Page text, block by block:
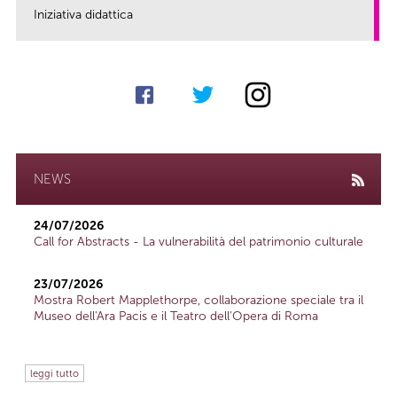
Iniziativa didattica
NEWS
24/07/2026
Call for Abstracts - La vulnerabilità del patrimonio culturale
23/07/2026
Mostra Robert Mapplethorpe, collaborazione speciale tra il
Museo dell'Ara Pacis e il Teatro dell'Opera di Roma
leggi tutto